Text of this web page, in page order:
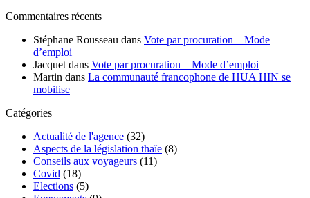
Commentaires récents
Stéphane Rousseau dans Vote par procuration – Mode
d’emploi
Jacquet dans Vote par procuration – Mode d’emploi
Martin dans La communauté francophone de HUA HIN se
mobilise
Catégories
Actualité de l'agence (32)
Aspects de la législation thaïe (8)
Conseils aux voyageurs (11)
Covid (18)
Elections (5)